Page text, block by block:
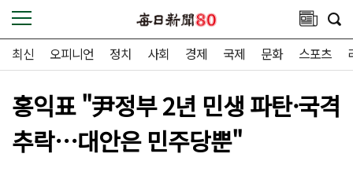
최신 오피니언 정치 사회 경제 국제 문화 스포츠
홍익표 "尹정부 2년 민생 파탄·국격
추락…대안은 민주당뿐"